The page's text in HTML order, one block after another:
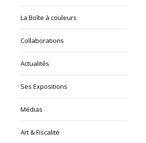
La Boîte à couleurs
Collaborations
Actualités
Ses Expositions
Médias
Art & Fiscalité